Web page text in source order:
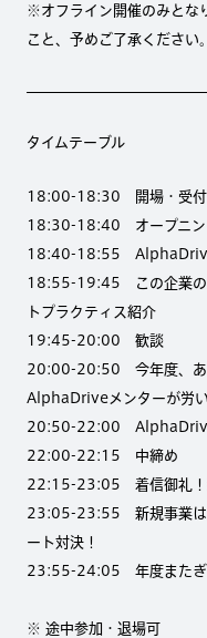
※オフライン開催のみとな
こと、予めご了承ください。
タイムテーブル
18:00-18:30 開場・受付
18:30-18:40 オープニン
18:40-18:55 AlphaDrive
18:55-19:45 この企業の
トプラクティス紹介
19:45-20:00 歓談
20:00-20:50 今年度、あ
AlphaDriveメンターが労
20:50-22:00 AlphaDrive
22:00-22:15 中締め
22:15-23:05 着信御礼！
23:05-23:55 新規事業は
ート対決！
23:55-24:05 年度またぎ
※ 途中参加・退場可